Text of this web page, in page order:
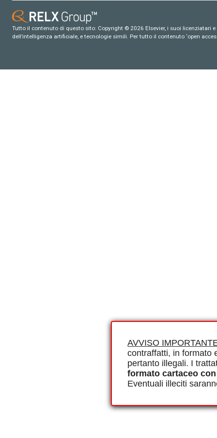
AVVISO
contraffatti, in formato
pertanto illegali. I
formato cartaceo
Eventuali illeciti
Tutto il contenuto di questo sito: Copyright © 2026 Elsevier, i suoi
dell’intelligenza artificiale, e tecnologie simili. Per tutto il contenuto ‘open